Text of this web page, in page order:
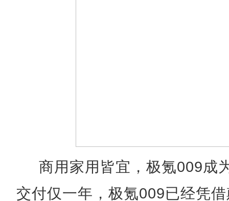
商用家用皆宜，极氪009成
交付仅一年，极氪009已经凭